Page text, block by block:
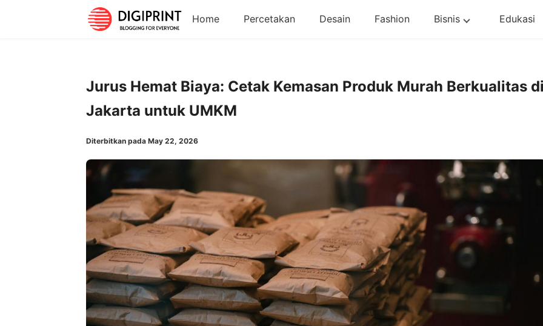
Home Percetakan Desain Fashion Bisnis Edukasi
Jurus Hemat Biaya: Cetak Kemasan Produk Murah Berkualitas
Jakarta untuk UMKM
Diterbitkan pada May 22, 2026